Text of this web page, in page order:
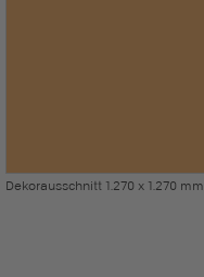
Dekorausschnitt 1.270 x 1.270 mm